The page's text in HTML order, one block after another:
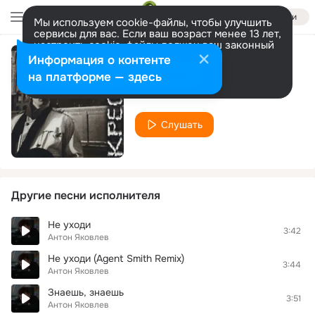
Войти
Мы используем cookie-файлы, чтобы улучшить
сервисы для вас. Если ваш возраст менее 13 лет,
настроить cookie-файлы должен ваш законный
представитель. Больше информации
Разрешить все Настроить
Коммуналка
Антон Яковлев
Слушать
Другие песни исполнителя
Не уходи
Антон Яковлев
3:42
Не уходи (Agent Smith Remix)
Антон Яковлев
3:44
Знаешь, знаешь
Антон Яковлев
3:51
Информация о контенте
на платформе — здесь